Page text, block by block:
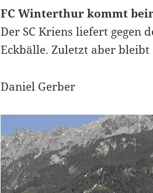
FC Winterthur kommt
Der SC Kriens liefert gegen
Eckbälle. Zuletzt aber bleibt
Daniel Gerber